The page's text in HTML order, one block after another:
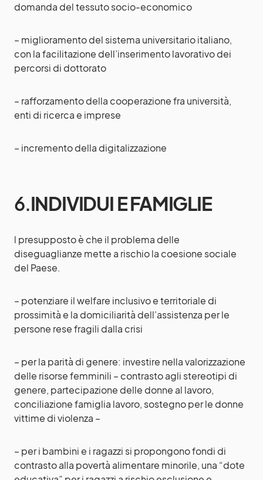
domanda del tessuto socio-economico
– miglioramento del sistema universitario italiano,
con la facilitazione dell’inserimento lavorativo dei
percorsi di dottorato
– rafforzamento della cooperazione fra università,
enti di ricerca e imprese
– incremento della digitalizzazione
6.INDIVIDUI E FAMIGLIE
l presupposto è che il problema delle
diseguaglianze mette a rischio la coesione sociale
del Paese.
– potenziare il welfare inclusivo e territoriale di
prossimità e la domiciliarità dell’assistenza per le
persone rese fragili dalla crisi
– per la parità di genere: investire nella valorizzazione
delle risorse femminili – contrasto agli stereotipi di
genere, partecipazione delle donne al lavoro,
conciliazione famiglia lavoro, sostegno per le donne
vittime di violenza –
– per i bambini e i ragazzi si propongono fondi di
contrasto alla povertà alimentare minorile, una “dote